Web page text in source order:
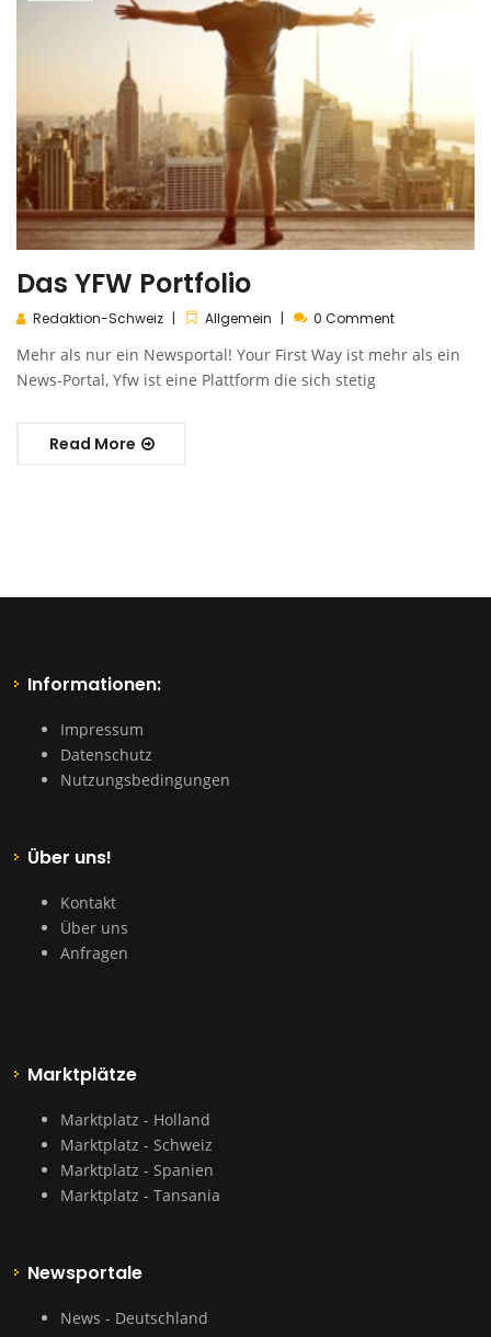
Das YFW Portfolio
Redaktion-Schweiz Allgemein 0 Comment
Mehr als nur ein Newsportal! Your First Way ist mehr als ein
News-Portal, Yfw ist eine Plattform die sich stetig
Read More
Informationen:
Impressum
Datenschutz
Nutzungsbedingungen
Über uns!
Kontakt
Über uns
Anfragen
Marktplätze
Marktplatz - Holland
Marktplatz - Schweiz
Marktplatz - Spanien
Marktplatz - Tansania
Newsportale
News - Deutschland